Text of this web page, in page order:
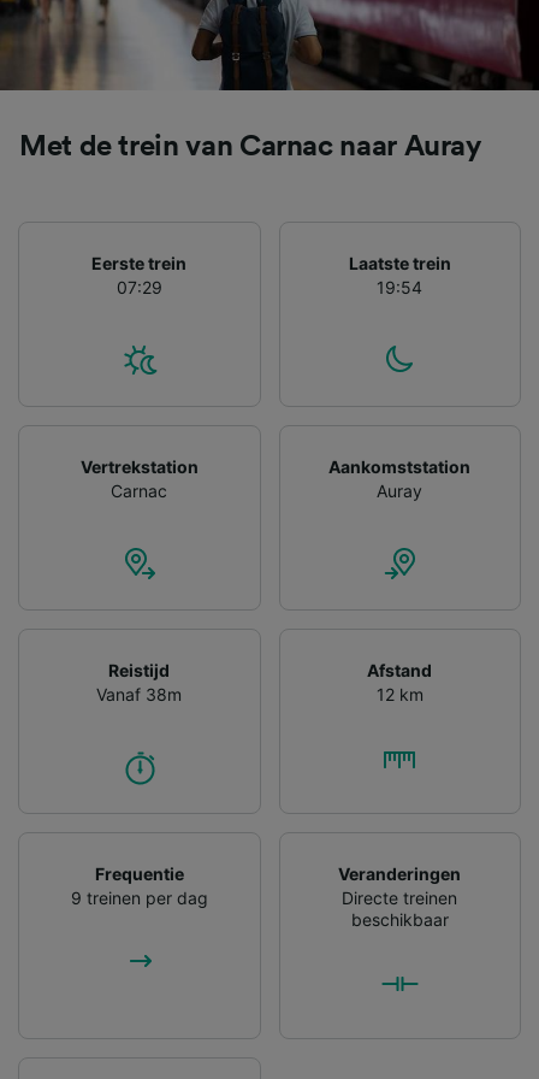
Met de trein van Carnac naar Auray
Eerste trein
07:29
Laatste trein
19:54
Vertrekstation
Carnac
Aankomststation
Auray
Reistijd
Vanaf 38m
Afstand
12 km
Frequentie
9 treinen per dag
Veranderingen
Directe treinen
beschikbaar
advertenties en content, advertentie- en
contentmetingen, doelgroepenonderzoek en
ontwikkeling van diensten.